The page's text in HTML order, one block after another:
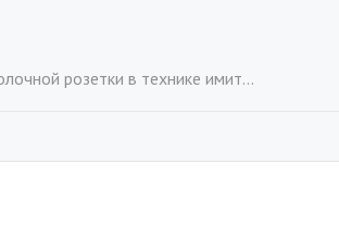
розетки в технике имитации металла